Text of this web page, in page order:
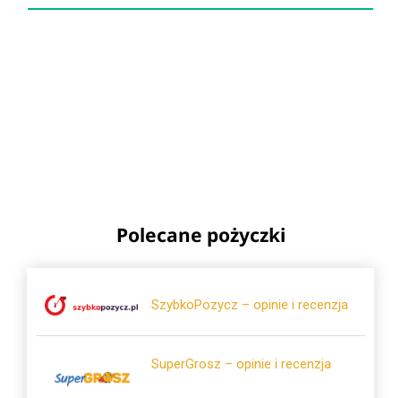
Polecane pożyczki
SzybkoPozycz – opinie i recenzja
SuperGrosz – opinie i recenzja